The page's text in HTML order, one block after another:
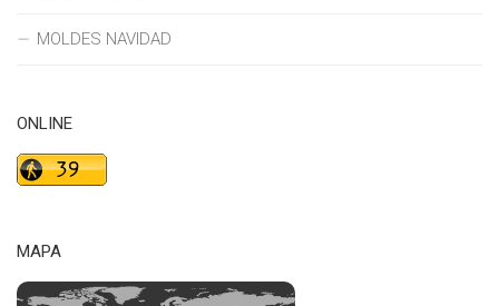
MOLDES NAVIDAD
ONLINE
MAPA